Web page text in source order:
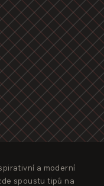
a moderní
spoustu tipů na